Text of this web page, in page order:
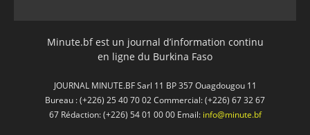
Minute.bf est un journal d’information continu
en ligne du Burkina Faso
JOURNAL MINUTE.BF Sarl 11 BP 357 Ouagdougou 11
Bureau : (+226) 25 40 70 02 Commercial: (+226) 67 32 67
67 Rédaction: (+226) 54 01 00 00 Email: info@minute.bf